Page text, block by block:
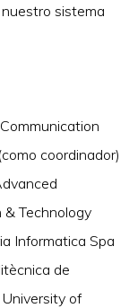
sistema
coordinador)
& Technology
Informatica Spa
de
of